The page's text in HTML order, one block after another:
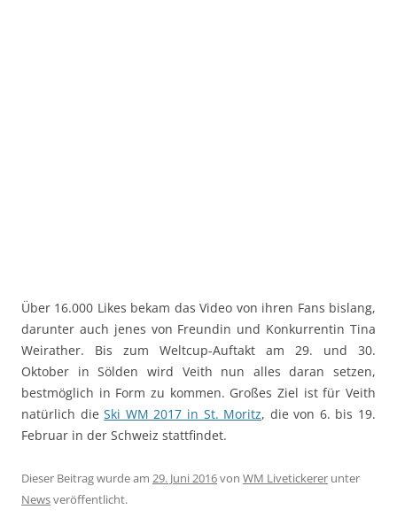
Über 16.000 Likes bekam das Video von ihren Fans bislang,
darunter auch jenes von Freundin und Konkurrentin Tina
Weirather. Bis zum Weltcup-Auftakt am 29. und 30.
Oktober in Sölden wird Veith nun alles daran setzen,
bestmöglich in Form zu kommen. Großes Ziel ist für Veith
natürlich dieSki WM 2017 in St. Moritz, die von 6. bis 19.
Februar in der Schweiz stattfindet.
Dieser Beitrag wurde am 29. Juni 2016von WM Livetickerer unter
Newsveröffentlicht.